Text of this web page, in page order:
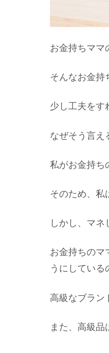
お金持ちママ
そんなお金持
少し工夫をす
なぜそう言え
私がお金持ち
そのため、私
しかし、マネ
お金持ちのマ
うにしている
高級なブラン
また、高級